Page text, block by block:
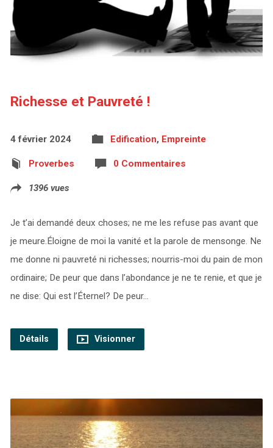
Richesse et Pauvreté !
4 février 2024 Edification, Empreinte
Proverbes 0 Commentaires
1396 vues
Je t’ai demandé deux choses; ne me les refuse pas avant que
je meure.Éloigne de moi la vanité et la parole de mensonge. Ne
me donne ni pauvreté ni richesses; nourris-moi du pain de mon
ordinaire; De peur que dans l’abondance je ne te renie, et que je
ne dise: Qui est l’Éternel? De peur…
Détails Visionner